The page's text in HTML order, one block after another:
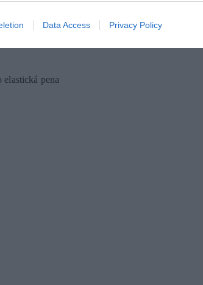
Data Access Privacy Policy
elastická pena